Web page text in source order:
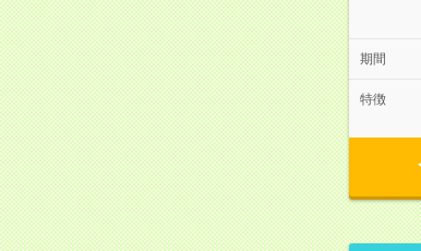
期間
特徴